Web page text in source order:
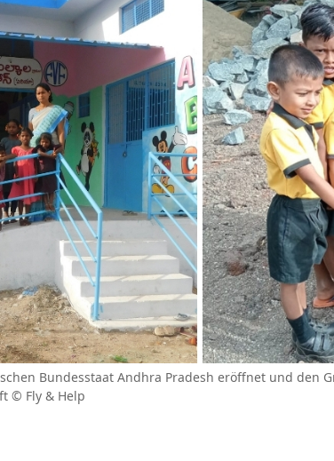
Bundesstaat Andhra Pradesh eröffnet und den
© Fly & Help